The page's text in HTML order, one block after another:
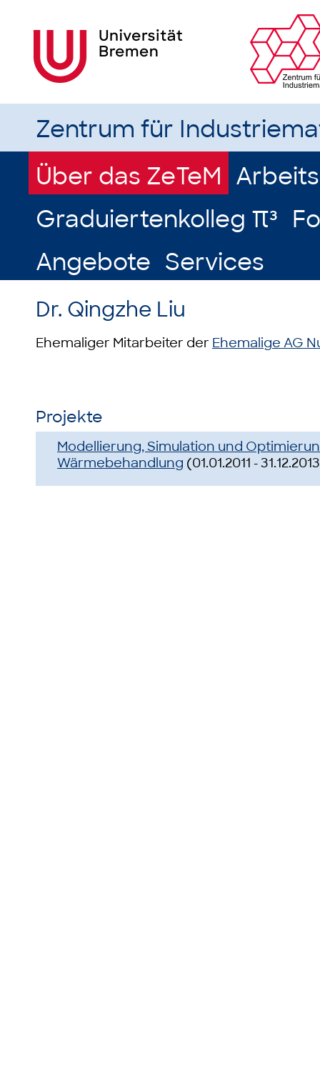
Zentrum für
Über das ZeTeM
Graduiertenkolleg π³
Angebote Services
Dr. Qingzhe Liu
Ehemaliger Mitarbeiter der Ehemalige AG
Projekte
Modellierung, Simulation und
Wärmebehandlung (01.01.2011 -